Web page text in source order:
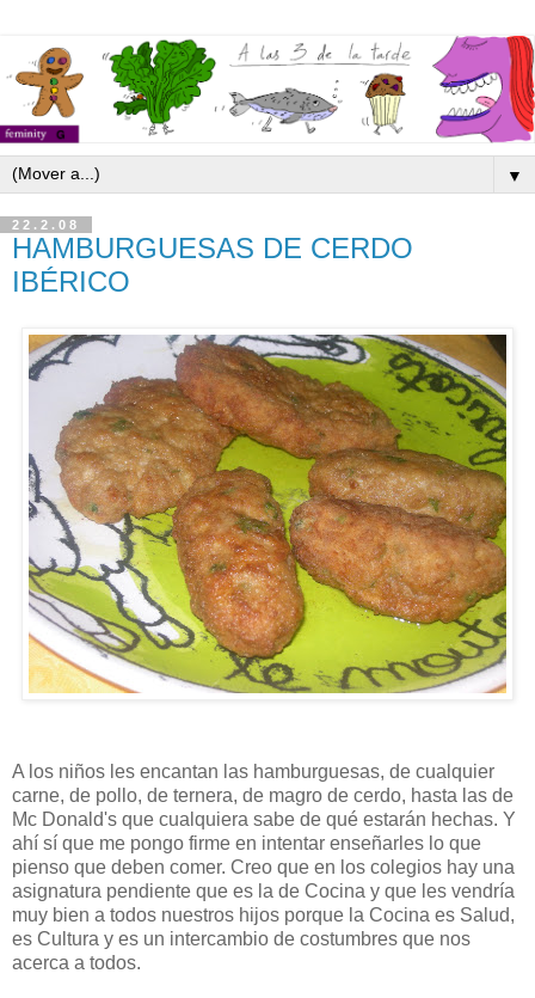
▼
22.2.08
HAMBURGUESAS DE CERDO
IBÉRICO
A los niños les encantan las hamburguesas, de cualquier
carne, de pollo, de ternera, de magro de cerdo, hasta las de
Mc Donald's que cualquiera sabe de qué estarán hechas. Y
ahí sí que me pongo firme en intentar enseñarles lo que
pienso que deben comer. Creo que en los colegios hay una
asignatura pendiente que es la de Cocina y que les vendría
muy bien a todos nuestros hijos porque la Cocina es Salud,
es Cultura y es un intercambio de costumbres que nos
acerca a todos.